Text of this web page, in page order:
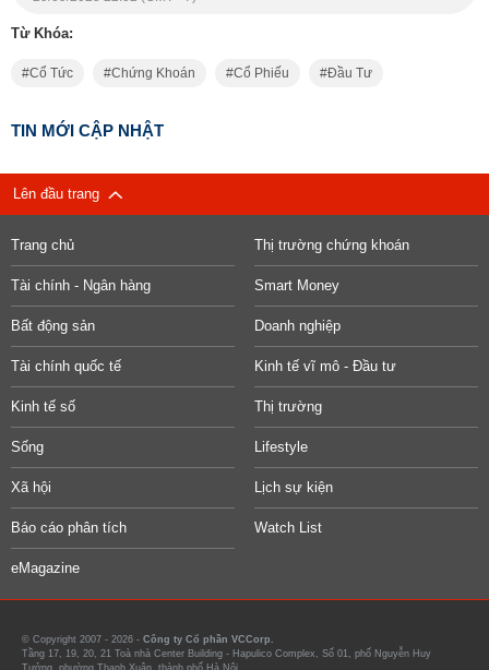
Từ Khóa:
Cổ Tức Chứng Khoán Cổ Phiếu Đầu Tư
TIN MỚI CẬP NHẬT
Lên đầu trang
Trang chủ Thị trường chứng khoán
Tài chính - Ngân hàng Smart Money
Bất động sản Doanh nghiệp
Tài chính quốc tế Kinh tế vĩ mô - Đầu tư
Kinh tế số Thị trường
Sống Lifestyle
Xã hội Lịch sự kiện
Báo cáo phân tích Watch List
eMagazine
© Copyright 2007 - 2026 - Công ty Cổ phần VCCorp.
Tầng 17, 19, 20, 21 Toà nhà Center Building - Hapulico Complex, Số 01, phố Nguyễn Huy
Tưởng, phường Thanh Xuân, thành phố Hà Nội